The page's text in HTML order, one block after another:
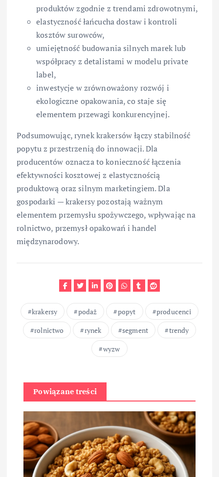
produktów zgodnie z trendami zdrowotnymi,
elastyczność łańcucha dostaw i kontroli
kosztów surowców,
umiejętność budowania silnych marek lub
współpracy z detalistami w modelu private
label,
inwestycje w zrównoważony rozwój i
ekologiczne opakowania, co staje się
elementem przewagi konkurencyjnej.
Podsumowując, rynek krakersów łączy stabilność
popytu z przestrzenią do innowacji. Dla
producentów oznacza to konieczność łączenia
efektywności kosztowej z elastycznością
produktową oraz silnym marketingiem. Dla
gospodarki — krakersy pozostają ważnym
elementem przemysłu spożywczego, wpływając na
rolnictwo, przemysł opakowań i handel
międzynarodowy.
krakersy podaż popyt
producenci
rolnictwo
rynek segment
trendy
wyzw
Powiązane treści